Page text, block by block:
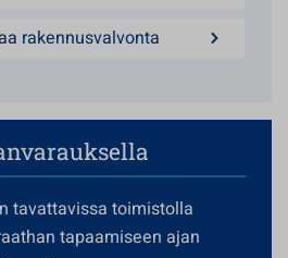
rakennusvalvonta
tavattavissa toimistolla
tapaamiseen ajan